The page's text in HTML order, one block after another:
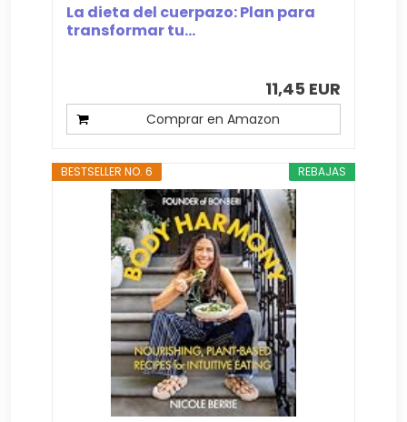
La dieta del cuerpazo: Plan para
transformar tu...
11,45 EUR
Comprar en Amazon
REBAJAS
BESTSELLER NO. 6